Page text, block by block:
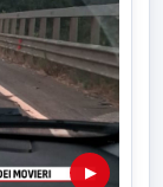
▶